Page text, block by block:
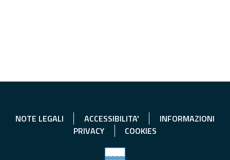
NOTE LEGALI ACCESSIBILITA'
INFORMAZIONI
PRIVACY
COOKIES